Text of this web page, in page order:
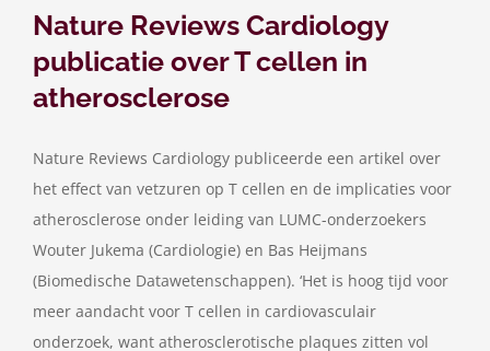
Nature Reviews Cardiology
publicatie over T cellen in
atherosclerose
Nature Reviews Cardiology publiceerde een artikel over
het effect van vetzuren op T cellen en de implicaties voor
atherosclerose onder leiding van LUMC-onderzoekers
Wouter Jukema (Cardiologie) en Bas Heijmans
(Biomedische Datawetenschappen). ‘Het is hoog tijd voor
meer aandacht voor T cellen in cardiovasculair
onderzoek, want atherosclerotische plaques zitten vol